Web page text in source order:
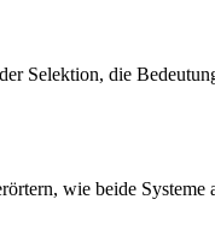
Selektion, die
wie beide Systeme